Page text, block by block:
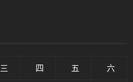
三 四 五 六